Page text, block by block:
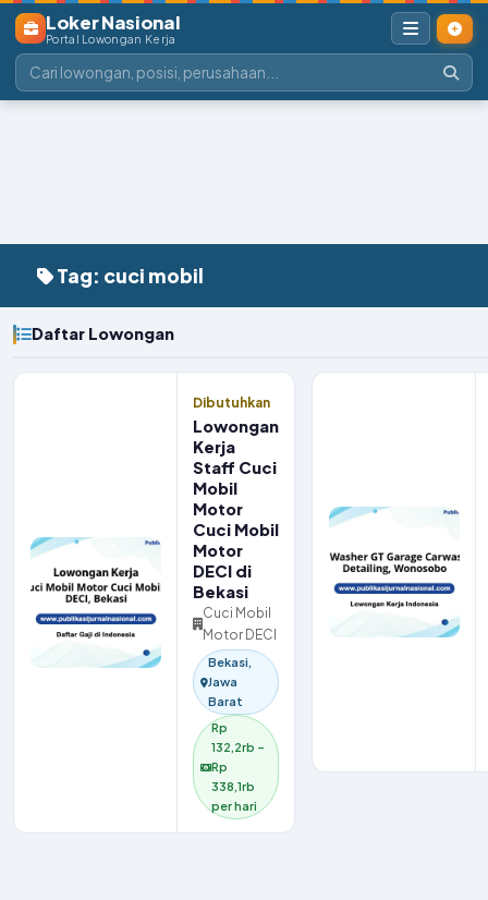
Loker Nasional
Portal Lowongan Kerja
Tag: cuci mobil
Daftar Lowongan
Dibutuhkan
Lowongan
Kerja
Staff Cuci
Mobil
Motor
Cuci Mobil
Motor
DECI di
Bekasi
Cuci Mobil
Motor DECI
Bekasi,
Jawa
Barat
Rp
132,2rb –
Rp
338,1rb
per hari